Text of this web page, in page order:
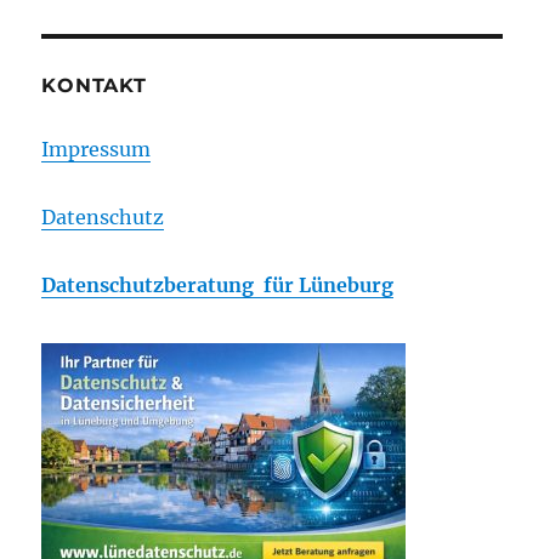
KONTAKT
Impressum
Datenschutz
Datenschutzberatung für Lüneburg